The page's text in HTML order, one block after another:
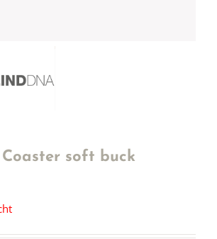
soft buck